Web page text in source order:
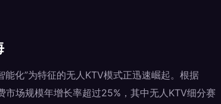
化”为特征的无人KTV模式正迅速崛起。根据
场规模年增长率超过25%，其中无人KTV细分赛